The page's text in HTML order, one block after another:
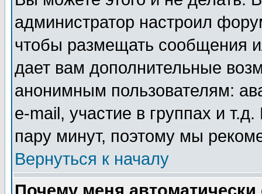
администратор настроил
чтобы размещать сообщения
дает вам дополнительные
анонимным пользователям:
e-mail, участие в группах и
пару минут, поэтому мы
Вернуться к началу